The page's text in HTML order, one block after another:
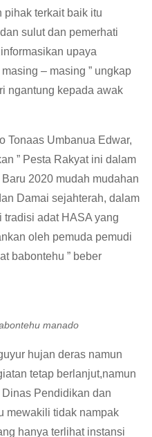
pihak terkait baik itu
sulut dan pemerhati
upaya
– masing ” ungkap
ngantung kepada awak
Tonaas Umbanua Edwar,
” Pesta Rakyat ini dalam
2020 mudah mudahan
Damai sejahterah, dalam
adat HASA yang
oleh pemuda pemudi
babontehu ” beber
manado
hujan deras namun
tetap berlanjut,namun
Pendidikan dan
mewakili tidak nampak
hanya terlihat instansi